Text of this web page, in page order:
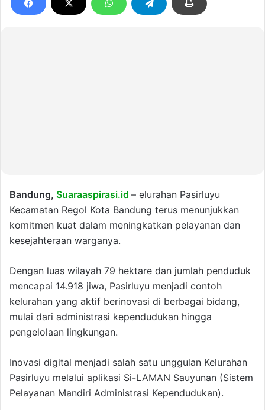
Bandung, Suaraaspirasi.id – elurahan Pasirluyu
Kecamatan Regol Kota Bandung terus menunjukkan
komitmen kuat dalam meningkatkan pelayanan dan
kesejahteraan warganya.
Dengan luas wilayah 79 hektare dan jumlah penduduk
mencapai 14.918 jiwa, Pasirluyu menjadi contoh
kelurahan yang aktif berinovasi di berbagai bidang,
mulai dari administrasi kependudukan hingga
pengelolaan lingkungan.
Inovasi digital menjadi salah satu unggulan Kelurahan
Pasirluyu melalui aplikasi Si-LAMAN Sauyunan (Sistem
Pelayanan Mandiri Administrasi Kependudukan).